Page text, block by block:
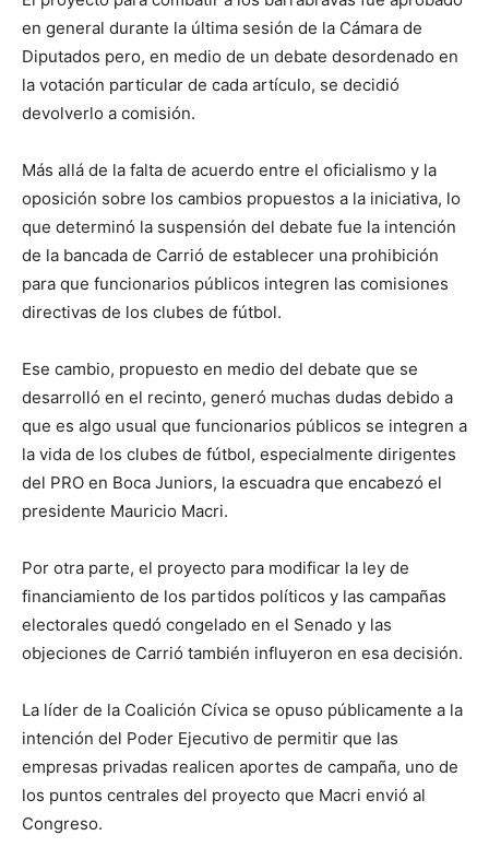
en general durante la última sesión de la Cámara de
Diputados pero, en medio de un debate desordenado en
la votación particular de cada artículo, se decidió
devolverlo a comisión.
Más allá de la falta de acuerdo entre el oficialismo y la
oposición sobre los cambios propuestos a la iniciativa, lo
que determinó la suspensión del debate fue la intención
de la bancada de Carrió de establecer una prohibición
para que funcionarios públicos integren las comisiones
directivas de los clubes de fútbol.
Ese cambio, propuesto en medio del debate que se
desarrolló en el recinto, generó muchas dudas debido a
que es algo usual que funcionarios públicos se integren a
la vida de los clubes de fútbol, especialmente dirigentes
del PRO en Boca Juniors, la escuadra que encabezó el
presidente Mauricio Macri.
Por otra parte, el proyecto para modificar la ley de
financiamiento de los partidos políticos y las campañas
electorales quedó congelado en el Senado y las
objeciones de Carrió también influyeron en esa decisión.
La líder de la Coalición Cívica se opuso públicamente a la
intención del Poder Ejecutivo de permitir que las
empresas privadas realicen aportes de campaña, uno de
los puntos centrales del proyecto que Macri envió al
Congreso.